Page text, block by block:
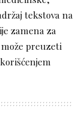
tekstova na
zamena za
preuzeti